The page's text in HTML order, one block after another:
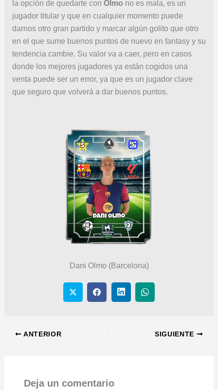
la opción de quedarte con Olmo no es mala, es un
jugador titular y que en cualquier momento puede
darnos otro gran partido y marcar algún golito que otro
en el que sume buenos puntos de nuevo en fantasy y su
tendencia cambie. Su valor va a caer, pero en casos
donde los mejores jugadores ya están cogidos una
venta puede ser un error, ya que es un jugador clave
que seguro que volverá a dar buenos puntos.
Dani Olmo (Barcelona)
ANTERIOR SIGUIENTE
Deja un comentario